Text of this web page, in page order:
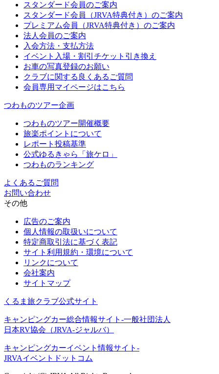
スタンダード会員のご案内
スタンダード会員（JRVA特典付き）のご案内
プレミアム会員（JRVA特典付き）のご案内
法人会員のご案内
入会方法・支払方法
イベント入場・割引チケット引き換え
お車の写真登録のお願い
クラブに関する良くあるご質問
会員専用マイページはこちら
つわものツアー企画
つわものツアー開催概要
旅楽ポイントについて
レポート投稿基準
公式ゆるきゃら「旅ケロ」
つわものランキング
よくあるご質問
お問い合わせ
その他
広告のご案内
個人情報の取扱いについて
特定商取引法に基づく表記
サイト利用規約・環境について
リンクについて
会社案内
サイトマップ
くるま旅クラブ公式サイト
キャンピングカー総合情報サイト-一般社団法人
日本RV協会（JRVA-ジャルバ）
キャンピングカーイベント情報サイト-
JRVAイベントドットコム